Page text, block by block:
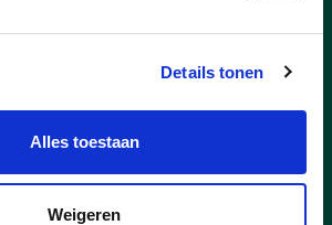
Details tonen
Alles toestaan
Weigeren